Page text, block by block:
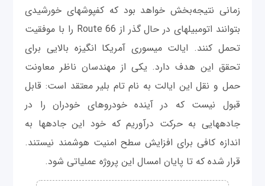
زمانی نتیجه‌بخش خواهد بود که کفپوش‎های خورشیدی
بتوانند اتومبیل‎های در حال گذر از Route 66 را با موفقیت
تحمل کنند. ایالت میسوری آمریکا انگیزه بالایی برای
تحقق این هدف دارد. یکی از مهندسان ناظر معاونت
حمل و نقل این ایالت به نام تام بلیر معتقد است: قابل
قبول نیست که در آینده خودروهای خودران را در
جاده‎هایی به حرکت درآوریم که خود این جاده‎ها به
اندازه کافی برای افزایش سطح امنیت هوشمند نیستند.
قرار شده که تا پایان امسال این پروژه عملیاتی شود.